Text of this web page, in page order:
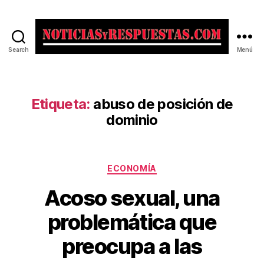
Search Menú
Etiqueta: abuso de posición de
dominio
Categorías
ECONOMÍA
Acoso sexual, una
problemática que
preocupa a las